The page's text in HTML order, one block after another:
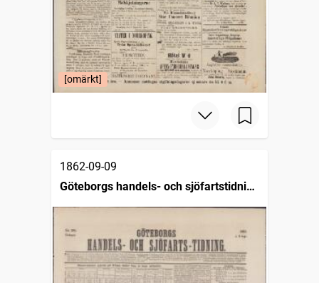
[omärkt]
1862-09-09
Göteborgs handels- och sjöfartstidning
(1832)